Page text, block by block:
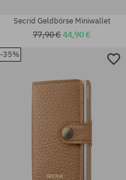
Universalgröße
Secrid Geldbörse Miniwallet
77,90 €44,90 €
-35%